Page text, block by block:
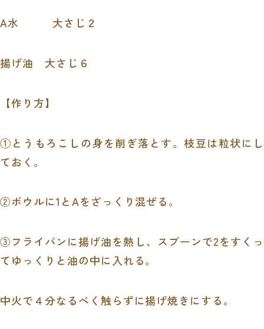
A水 大さじ２
揚げ油 大さじ６
【作り方】
①とうもろこしの身を削ぎ落とす。枝豆は粒状にし
ておく。
②ボウルに1とAをざっくり混ぜる。
③フライパンに揚げ油を熱し、スプーンで2をすくっ
てゆっくりと油の中に入れる。
中火で４分なるべく触らずに揚げ焼きにする。